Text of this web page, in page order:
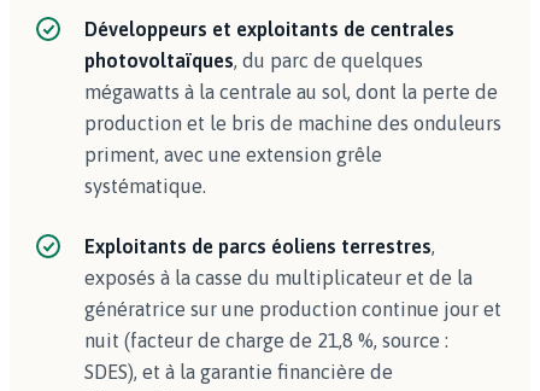
Développeurs et exploitants de centrales
photovoltaïques, du parc de quelques
mégawatts à la centrale au sol, dont la perte de
production et le bris de machine des onduleurs
priment, avec une extension grêle
systématique.
Exploitants de parcs éoliens terrestres,
exposés à la casse du multiplicateur et de la
génératrice sur une production continue jour et
nuit (facteur de charge de 21,8 %, source :
SDES), et à la garantie financière de